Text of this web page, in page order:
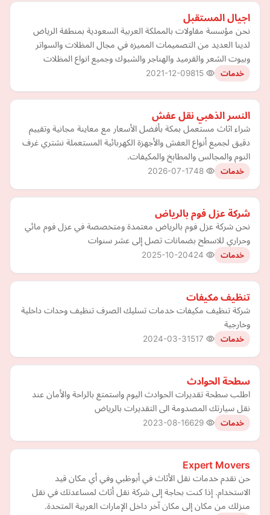
اجيال المستقبل
نحن مؤسسة مقاولات بالمملكة العربية السعودية بمنطقة الرياض
لدينا العديد من التصميمات المميزه في مجال المظلات والسواتر
وبيوت الشعر والقرميد والهناجر والشبوك وجميع انواع المظلات
خدمات 2021-12-09
النسر الذهبي نقل عفش
شراء اثاث مستعمل بمكة بأفضل الأسعار مع معاينة مجانية وتقييم
دقيق لجميع أنواع العفش والأجهزة الكهربائية المستعملة نشتري غرف
النوم والمجالس والمطابخ والمكيفات.
خدمات 2026-07-17
شركة عزل فوم بالرياض
نحن شركة عزل فوم بالرياض معتمدة ومتخصصة في عزل فوم مائي
وحراري للاسطح بضمانات تصل إلى عشر سنوات
خدمات 2025-10-20
تنظيف مكيفات
شركة تنظيف مكيفات خدمات تسليك الصرف تنظيف وحدات داخلية
وخارجية
خدمات 2024-03-31
سطحة الحوادث
اطلب سطحة تقديرات الحوادث اليوم واستمتع بالراحة والأمان عند
نقل سيارتك المصدومة الى التقديرات بالرياض
خدمات 2023-08-16
Expert Movers
حن نقدم خدمات نقل الأثاث في أبوظبي وفي أي مكان قيد
الاستخدام. إذا كنت بحاجة إلى شركة نقل أثاث لمساعدتك في نقل
منزلك من مكان إلى مكان آخر داخل الإمارات العربية المتحدة.